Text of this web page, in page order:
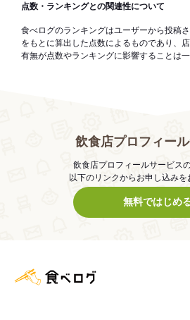
点数・ランキングとの関連性について
食べログのランキングはユーザーから投稿
をもとに算出した点数によるものであり、
有無が点数やランキングに影響することは一
飲食店プロフィー
飲食店プロフィールサービス
以下のリンクからお申し込みを
無料ではじめ